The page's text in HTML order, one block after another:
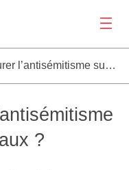
sur les réseaux sociaux ?
?